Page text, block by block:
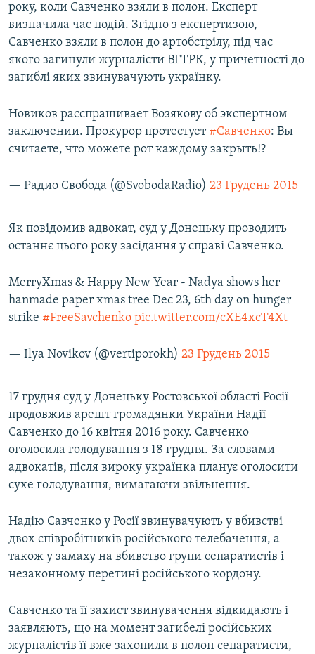
року, коли Савченко взяли в полон. Експерт
визначила час подій. Згідно з експертизою,
Савченко взяли в полон до артобстрілу, під час
якого загинули журналісти ВГТРК, у причетності до
загиблі яких звинувачують українку.
Новиков расспрашивает Возякову об экспертном
заключении. Прокурор протестует #Савченко: Вы
считаете, что можете рот каждому закрыть!?
— Радио Свобода (@SvobodaRadio) 23 Грудень 2015
Як повідомив адвокат, суд у Донецьку проводить
останнє цього року засідання у справі Савченко.
MerryXmas & Happy New Year - Nadya shows her
hanmade paper xmas tree Dec 23, 6th day on hunger
strike #FreeSavchenko pic.twitter.com/cXE4xcT4Xt
— Ilya Novikov (@vertiporokh) 23 Грудень 2015
17 грудня суд у Донецьку Ростовської області Росії
продовжив арешт громадянки України Надії
Савченко до 16 квітня 2016 року. Савченко
оголосила голодування з 18 грудня. За словами
адвокатів, після вироку українка планує оголосити
сухе голодування, вимагаючи звільнення.
Надію Савченко у Росії звинувачують у вбивстві
двох співробітників російського телебачення, а
також у замаху на вбивство групи сепаратистів і
незаконному перетині російського кордону.
Савченко та її захист звинувачення відкидають і
заявляють, що на момент загибелі російських
журналістів її вже захопили в полон сепаратисти,